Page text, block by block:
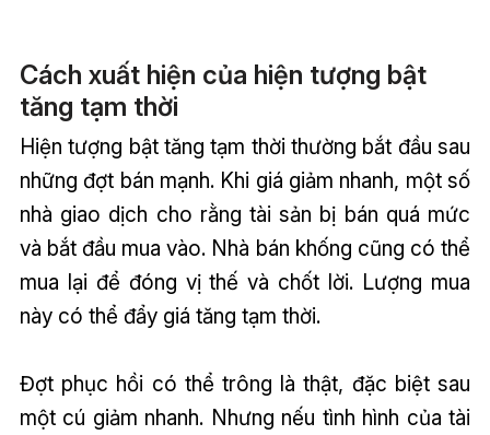
Cách xuất hiện của hiện tượng bật
tăng tạm thời
Hiện tượng bật tăng tạm thời thường bắt đầu sau
những đợt bán mạnh. Khi giá giảm nhanh, một số
nhà giao dịch cho rằng tài sản bị bán quá mức
và bắt đầu mua vào. Nhà bán khống cũng có thể
mua lại để đóng vị thế và chốt lời. Lượng mua
này có thể đẩy giá tăng tạm thời.
Đợt phục hồi có thể trông là thật, đặc biệt sau
một cú giảm nhanh. Nhưng nếu tình hình của tài